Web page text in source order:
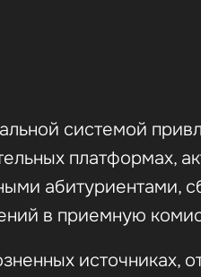
системой
платформах,
абитуриентами,
в приемную
источниках,